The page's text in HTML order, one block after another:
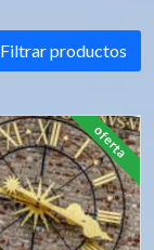
Filtrar productos
oferta